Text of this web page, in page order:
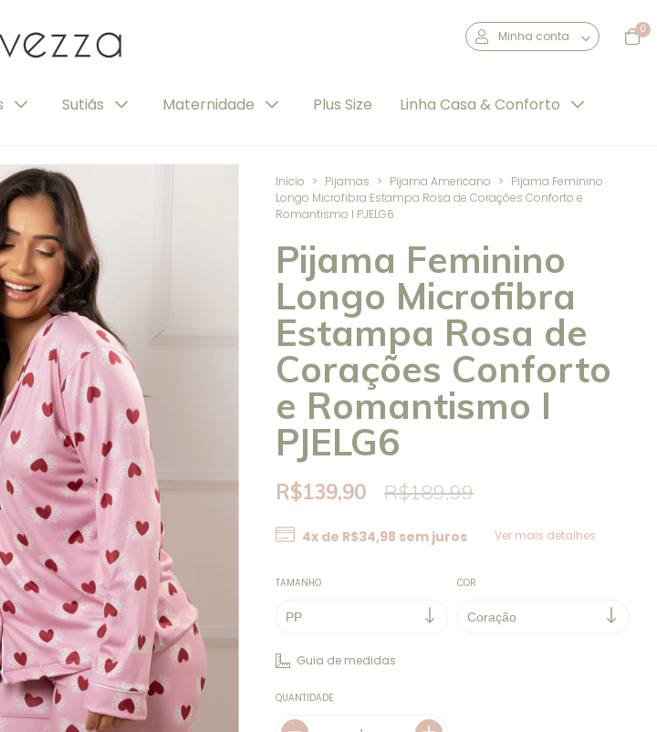
Minha conta 0
Sutiãs Maternidade Plus Size Linha Casa & Conforto
Início > Pijamas > Pijama Americano > Pijama Feminino
Longo Microfibra Estampa Rosa de Corações Conforto e
Romantismo I PJELG6
Pijama Feminino
Longo Microfibra
Estampa Rosa de
Corações Conforto
e Romantismo I
PJELG6
R$139,90 R$189,99
4x de R$34,98 sem juros Ver mais detalhes
TAMANHO COR
Guia de medidas
QUANTIDADE